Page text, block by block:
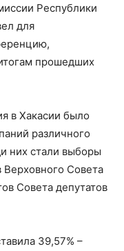
Республики
для
прошедших
в Хакасии было
различного
них стали выборы
Верховного Совета
Совета депутатов
39,57% –